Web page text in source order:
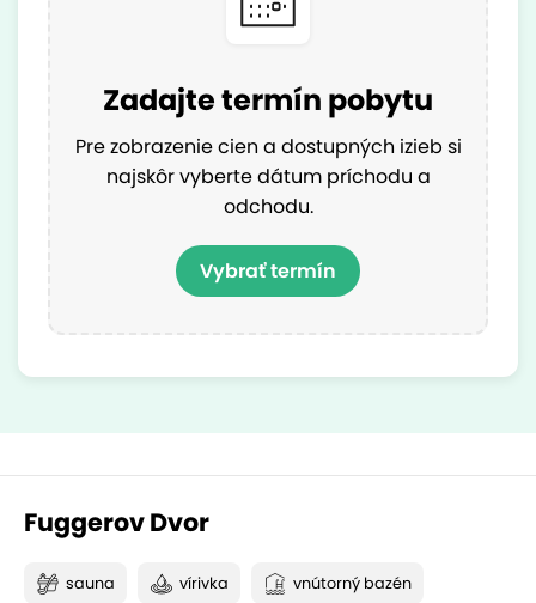
Zadajte termín pobytu
Pre zobrazenie cien a dostupných izieb si
najskôr vyberte dátum príchodu a
odchodu.
Vybrať termín
Fuggerov Dvor
sauna vírivka vnútorný bazén